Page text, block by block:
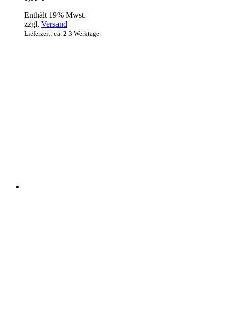
Enthält 19% Mwst.
zzgl. Versand
Lieferzeit: ca. 2-3 Werktage